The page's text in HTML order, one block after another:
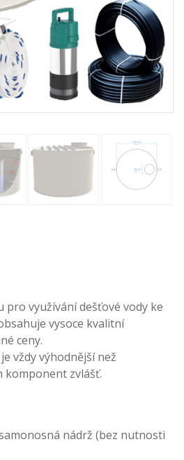
pro využívání dešťové vody ke
vysoce kvalitní
ceny.
vždy výhodnější než
komponent zvlášť.
nádrž (bez nutnosti